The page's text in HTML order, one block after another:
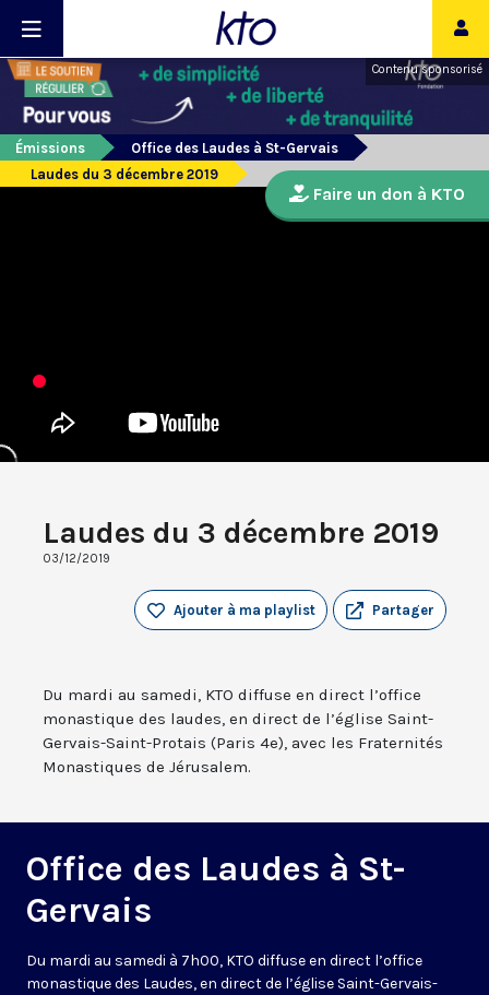
Contenu sponsorisé
Émissions
Office des Laudes à St-Gervais
Laudes du 3 décembre 2019
Laudes du 3 décembre 2019
03/12/2019
Partager
Ajouter à ma playlist
Du mardi au samedi, KTO diffuse en direct l’office
monastique des laudes, en direct de l’église Saint-
Gervais-Saint-Protais (Paris 4e), avec les Fraternités
Monastiques de Jérusalem.
Office des Laudes à St-
Gervais
Du mardi au samedi à 7h00, KTO diffuse en direct l’office
monastique des Laudes, en direct de l’église Saint-Gervais-
Faire un don à KTO